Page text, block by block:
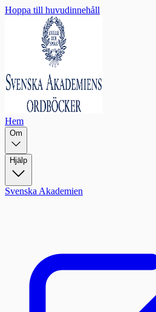
Hoppa till huvudinnehåll
Hem
Om
Hjälp
Svenska Akademien